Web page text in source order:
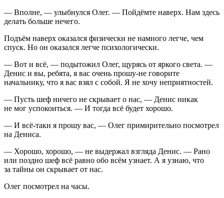
— Вполне, — улыбнулся Олег. — Пойдёмте наверх. Нам здесь
делать больше нечего.
Подъём наверх оказался физически не намного легче, чем
спуск. Но он оказался легче психологически.
— Вот и всё, — подытожил Олег, щурясь от яркого света. —
Денис и вы, ребята, я вас очень прошу-не говорите
начальнику, что я вас взял с собой. Я не хочу неприятностей.
— Пусть шеф ничего не скрывает о нас, — Денис никак
не мог успокоиться. — И тогда всё будет хорошо.
— И всё-таки я прошу вас, — Олег примирительно посмотрел
на Дениса.
— Хорошо, хорошо, — не выдержал взгляда Денис. — Рано
или поздно шеф всё равно обо всём узнает. А я узнаю, что
за тайны он скрывает от нас.
Олег посмотрел на часы.